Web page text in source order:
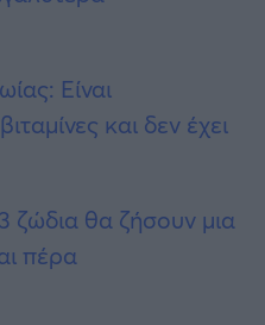
Είναι
και δεν έχει
ζώδια θα ζήσουν μια
πέρα